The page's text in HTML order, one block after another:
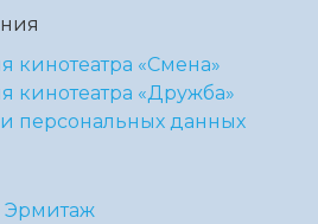
кинотеатра «Смена»
кинотеатра «Дружба»
персональных данных
Эрмитаж